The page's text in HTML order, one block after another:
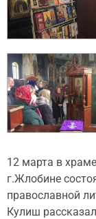
12 марта в
г.Жлобине
православной
Кулиш